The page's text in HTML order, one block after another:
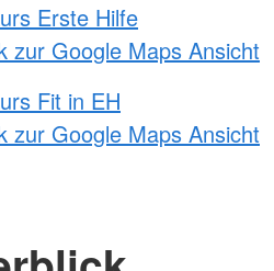
Erste Hilfe
zur Google Maps Ansicht
Fit in EH
zur Google Maps Ansicht